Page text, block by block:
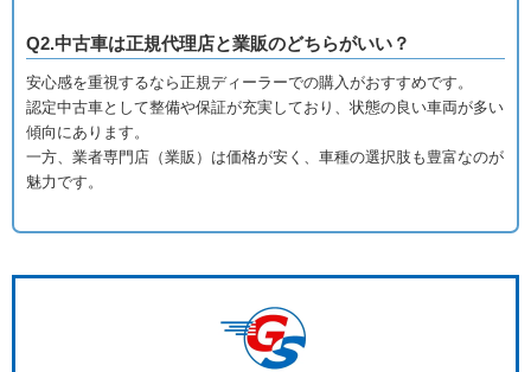
Q2.中古車は正規代理店と業販のどちらがいい？
安心感を重視するなら正規ディーラーでの購入がおすすめです。
認定中古車として整備や保証が充実しており、状態の良い車両が多い
傾向にあります。
一方、業者専門店（業販）は価格が安く、車種の選択肢も豊富なのが
魅力です。